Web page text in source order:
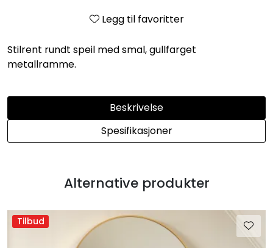
Legg til favoritter
Stilrent rundt speil med smal, gullfarget
metallramme.
Beskrivelse
Spesifikasjoner
Alternative produkter
Tilbud